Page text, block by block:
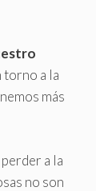
torno a la
más
a la
no son